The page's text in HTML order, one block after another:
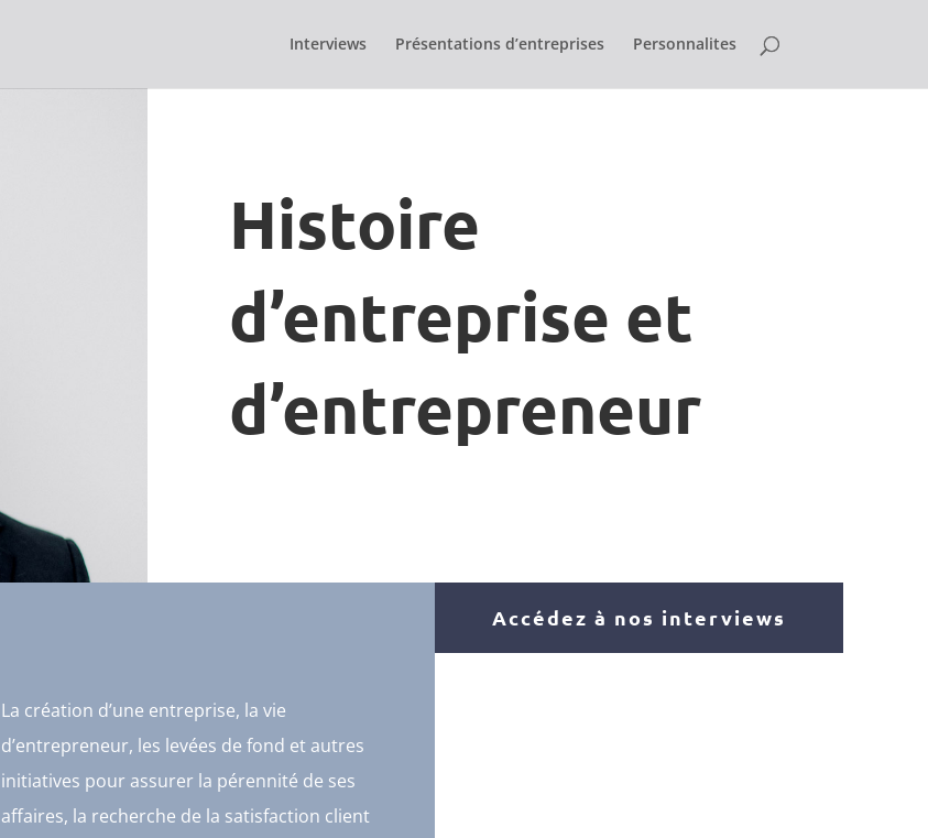
Interviews Présentations d’entreprises Personnalites
Histoire
d’entreprise et
d’entrepreneur
La création d’une entreprise, la vie
d’entrepreneur, les levées de fond et autres
initiatives pour assurer la pérennité de ses
affaires, la recherche de la satisfaction client
Accédez à nos interviews